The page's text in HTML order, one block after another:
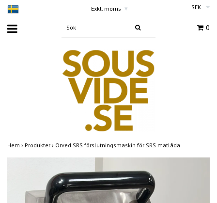
Exkl. moms ▾ SEK
0
Hem › Produkter › Orved SRS förslutningsmaskin för SRS matlåda